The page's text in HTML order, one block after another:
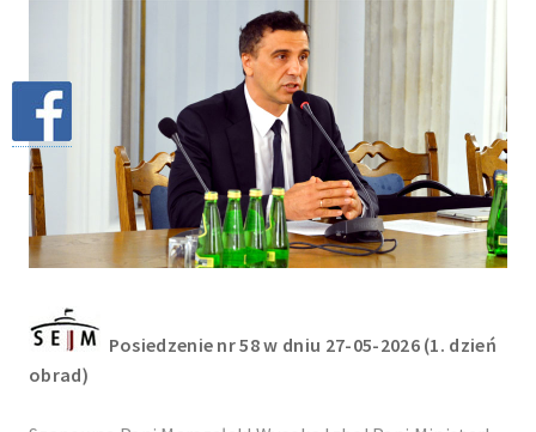
Posiedzenie nr 58 w dniu 27-05-2026 (1. dzień
obrad)